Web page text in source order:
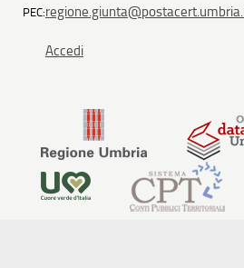
PEC:
Accedi